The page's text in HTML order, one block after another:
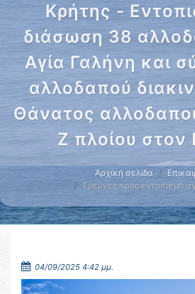
Κρήτης -
διάσωση 38
Αγία Γαλήνη και
αλλοδαπού
Θάνατος
Ζ πλοίου στον
Αρχική σελίδα
Έρευνες προς εντοπισμό
04/09/2025 4:42 μμ.